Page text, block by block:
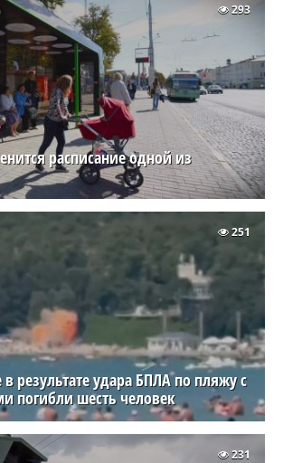
расписание одной из
293
результате удара БПЛА по пляжу с
погибли шесть человек
251
231